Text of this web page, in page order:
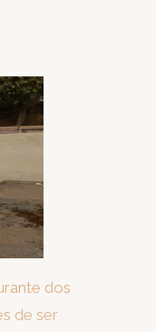
dos
de ser